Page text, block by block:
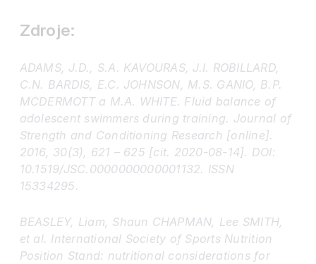
Zdroje:
ADAMS, J.D., S.A. KAVOURAS, J.I. ROBILLARD,
C.N. BARDIS, E.C. JOHNSON, M.S. GANIO, B.P.
MCDERMOTT a M.A. WHITE. Fluid balance of
adolescent swimmers during training. Journal of
Strength and Conditioning Research [online].
2016, 30(3), 621 – 625 [cit. 2020-08-14]. DOI:
10.1519/JSC.0000000000001132. ISSN
15334295.
BEASLEY, Liam, Shaun CHAPMAN, Lee SMITH,
et al. International Society of Sports Nutrition
Position Stand: nutritional considerations for